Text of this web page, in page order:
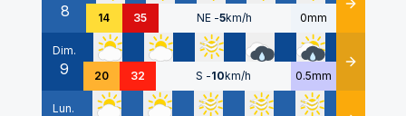
8 14 35 NE -5km/h 0mm Détails
Dim.
9 20 32 S -10km/h 0.5mm Détails
Lun.